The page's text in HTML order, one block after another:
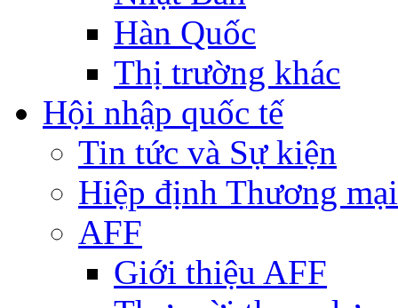
Hàn Quốc
Thị trường khác
Hội nhập quốc tế
Tin tức và Sự kiện
Hiệp định Thương
AFF
Giới thiệu AFF